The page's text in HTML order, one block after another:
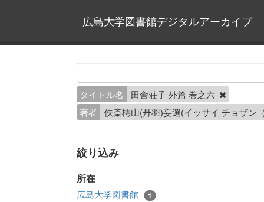
広島大学図書館デジタルアーカイブ
タイトル名
田舎荘子 外篇 巻之六
著者
佚斎樗山(丹羽)妄選(イッサイ チョザン
絞り込み
所在
広島大学図書館 1